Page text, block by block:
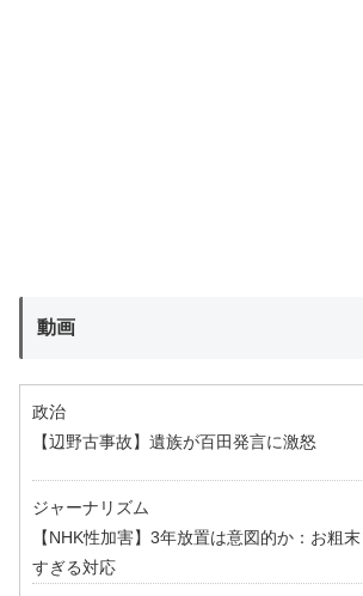
動画
政治
【辺野古事故】遺族が百田発言に激怒
ジャーナリズム
【NHK性加害】3年放置は意図的か：お粗末
すぎる対応